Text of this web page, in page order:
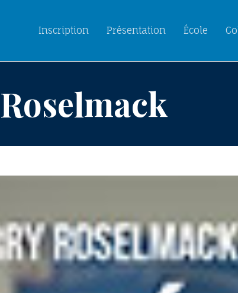
Inscription Présentation École